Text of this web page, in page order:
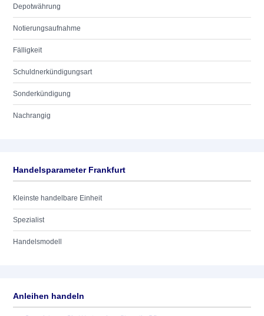
Depotwährung
Notierungsaufnahme
Fälligkeit
Schuldnerkündigungsart
Sonderkündigung
Nachrangig
Handelsparameter Frankfurt
Kleinste handelbare Einheit
Spezialist
Handelsmodell
Anleihen handeln